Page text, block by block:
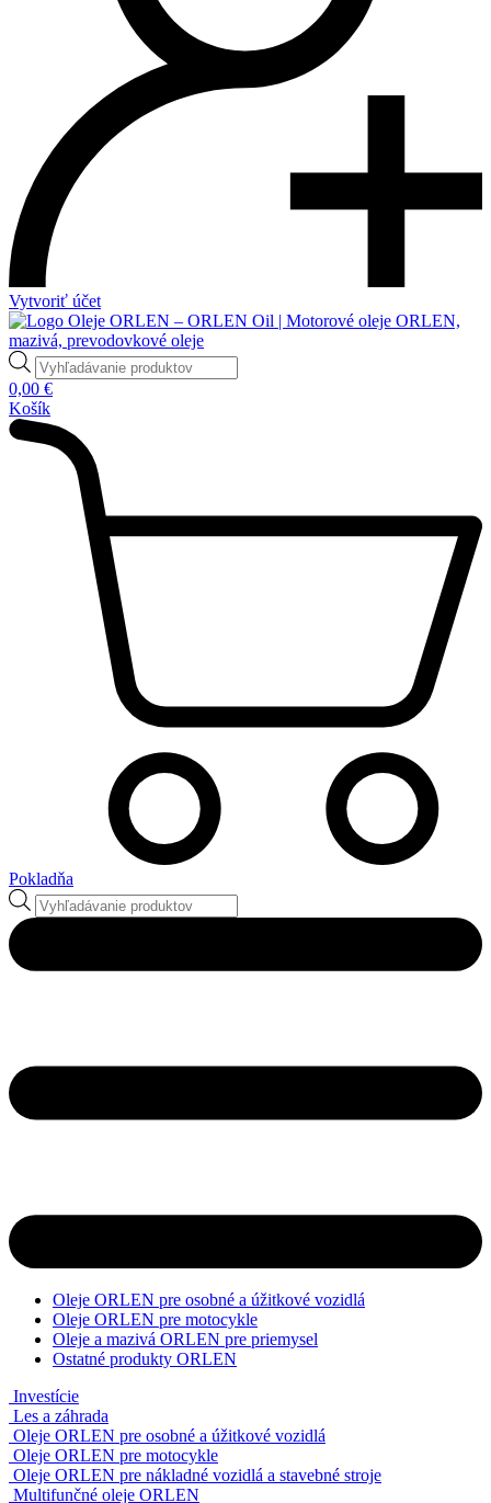
Vytvoriť účet
Products
search
0,00 €
Košík
Pokladňa
Products
search
Oleje ORLEN pre osobné a úžitkové vozidlá
Oleje ORLEN pre motocykle
Oleje a mazivá ORLEN pre priemysel
Ostatné produkty ORLEN
Investície
Les a záhrada
Oleje ORLEN pre osobné a úžitkové vozidlá
Oleje ORLEN pre motocykle
Oleje ORLEN pre nákladné vozidlá a stavebné stroje
Multifunčné oleje ORLEN